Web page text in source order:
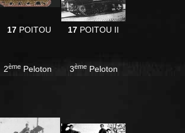
17POITOU 17 POITOU II
2ème Peloton 3èmePeloton